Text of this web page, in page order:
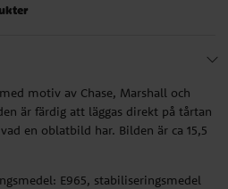
motiv av Chase, Marshall och
är färdig att läggas direkt på tårtan
en oblatbild har. Bilden är ca 15,5
E965, stabiliseringsmedel